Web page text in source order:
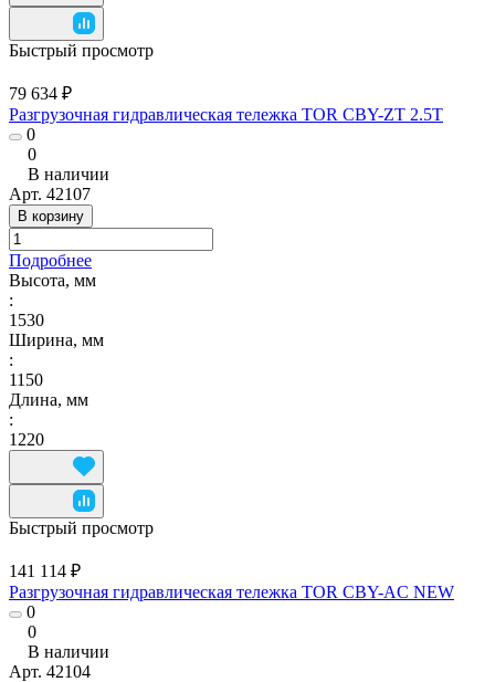
Быстрый просмотр
79 634 ₽
Разгрузочная гидравлическая тележка TOR CBY-ZT 2.5T
0
0
В наличии
Арт. 42107
В корзину
Подробнее
Высота, мм
:
1530
Ширина, мм
:
1150
Длина, мм
:
1220
Быстрый просмотр
141 114 ₽
Разгрузочная гидравлическая тележка TOR CBY-AC NEW
0
0
В наличии
Арт. 42104